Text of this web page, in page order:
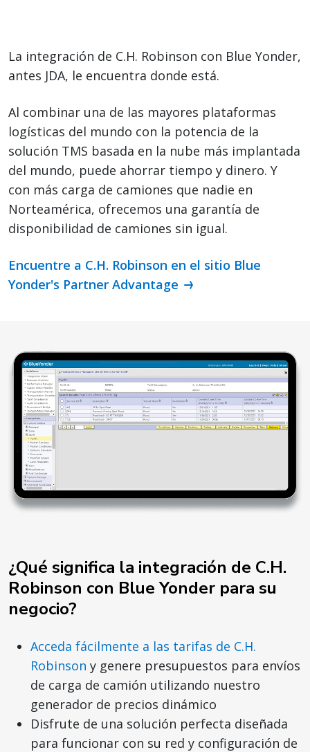
La integración de C.H. Robinson con Blue Yonder,
antes JDA, le encuentra donde está.
Al combinar una de las mayores plataformas
logísticas del mundo con la potencia de la
solución TMS basada en la nube más implantada
del mundo, puede ahorrar tiempo y dinero. Y
con más carga de camiones que nadie en
Norteamérica, ofrecemos una garantía de
disponibilidad de camiones sin igual.
Encuentre a C.H. Robinson en el sitio Blue
Yonder's Partner Advantage
¿Qué significa la integración de C.H.
Robinson con Blue Yonder para su
negocio?
Acceda fácilmente a las tarifas de C.H.
Robinson y genere presupuestos para envíos
de carga de camión utilizando nuestro
generador de precios dinámico
Disfrute de una solución perfecta diseñada
para funcionar con su red y configuración de